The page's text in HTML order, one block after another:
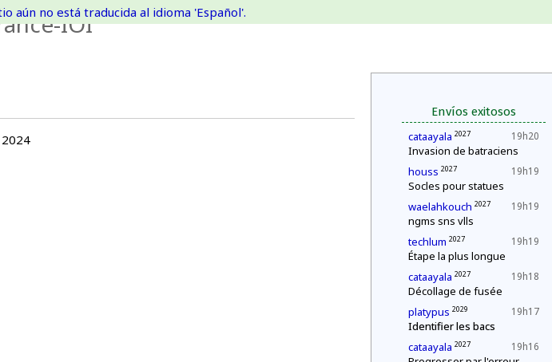
IOI
aún no está traducida al idioma 'Español'.
Envíos exitosos
19h20
cataayala 2027
Invasion de batraciens
19h19
houss 2027
Socles pour statues
19h19
waelahkouch 2027
ngms sns vlls
19h19
techlum 2027
Étape la plus longue
19h18
cataayala 2027
Décollage de fusée
19h17
platypus 2029
Identifier les bacs
19h16
cataayala 2027
2024